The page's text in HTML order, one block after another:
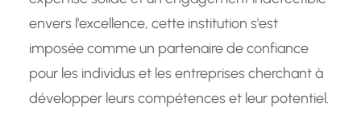
envers l’excellence, cette institution s’est
imposée comme un partenaire de confiance
pour les individus et les entreprises cherchant à
développer leurs compétences et leur potentiel.